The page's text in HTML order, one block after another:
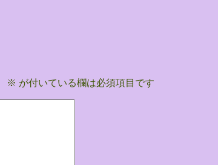
※ が付いている欄は必須項目です